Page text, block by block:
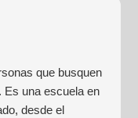
que busquen
Es una escuela en
desde el